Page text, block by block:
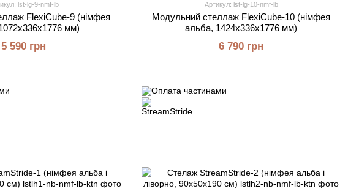
lst-lg-9-nmf-lb
FlexiCube-9 (німфея
мм)
5 590 грн
Артикул: lst-lg-10-nmf-lb
Модульний стеллаж FlexiCube-10 (німфея
альба, 1424х336х1776 мм)
6 790 грн